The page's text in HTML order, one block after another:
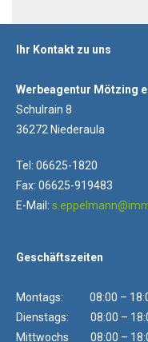
Ihr Kontakt zu uns
Werbeagentur Mötzing
Schulrain 8
36272 Niederaula
Tel: 06625-1820
Fax: 06625-919483
E-Mail:
Geschäftszeiten
Montags: 08:00 –
Dienstags: 08:00 –
Mittwochs 08:00 –